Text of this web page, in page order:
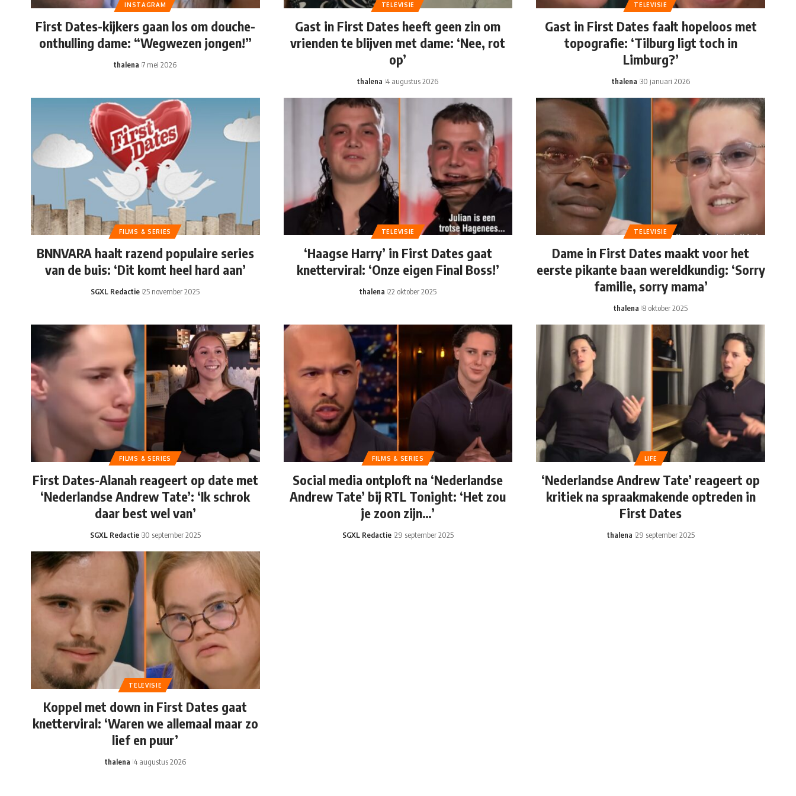
INSTAGRAM
First Dates-kijkers gaan los om douche-
onthulling dame: “Wegwezen jongen!”
thalena 7 mei 2026
TELEVISIE
Gast in First Dates heeft geen zin om
vrienden te blijven met dame: ‘Nee, rot
op’
thalena 4 augustus 2026
TELEVISIE
Gast in First Dates faalt hopeloos met
topografie: ‘Tilburg ligt toch in
Limburg?’
thalena 30 januari 2026
FILMS & SERIES
BNNVARA haalt razend populaire series
van de buis: ‘Dit komt heel hard aan’
SGXL Redactie 25 november 2025
TELEVISIE
‘Haagse Harry’ in First Dates gaat
knetterviral: ‘Onze eigen Final Boss!’
thalena 22 oktober 2025
TELEVISIE
Dame in First Dates maakt voor het
eerste pikante baan wereldkundig: ‘Sorry
familie, sorry mama’
thalena 8 oktober 2025
FILMS & SERIES
First Dates-Alanah reageert op date met
‘Nederlandse Andrew Tate’: ‘Ik schrok
daar best wel van’
SGXL Redactie 30 september 2025
FILMS & SERIES
Social media ontploft na ‘Nederlandse
Andrew Tate’ bij RTL Tonight: ‘Het zou
je zoon zijn…’
SGXL Redactie 29 september 2025
LIFE
‘Nederlandse Andrew Tate’ reageert op
kritiek na spraakmakende optreden in
First Dates
thalena 29 september 2025
TELEVISIE
Koppel met down in First Dates gaat
knetterviral: ‘Waren we allemaal maar zo
lief en puur’
thalena 4 augustus 2026